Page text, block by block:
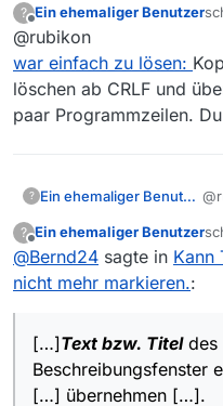
@
?
Offline
Ein ehemaliger Benutzer
@rubikon
war einfach zu lösen:
löschen ab CRLF und
paar Programmzeilen.
? Ein ehemaliger Benutzer
?
Offline
Ein ehemaliger Benutzer
@Bernd24 sagte in Kann
nicht mehr markieren.:
[…]Text bzw. Titeldes
Beschreibungsfenster
[…] übernehmen […].